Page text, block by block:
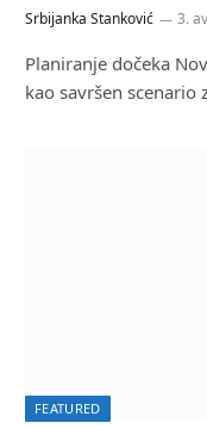
Srbijanka Stanković 3.
Planiranje dočeka
kao savršen scenario
FEATURED